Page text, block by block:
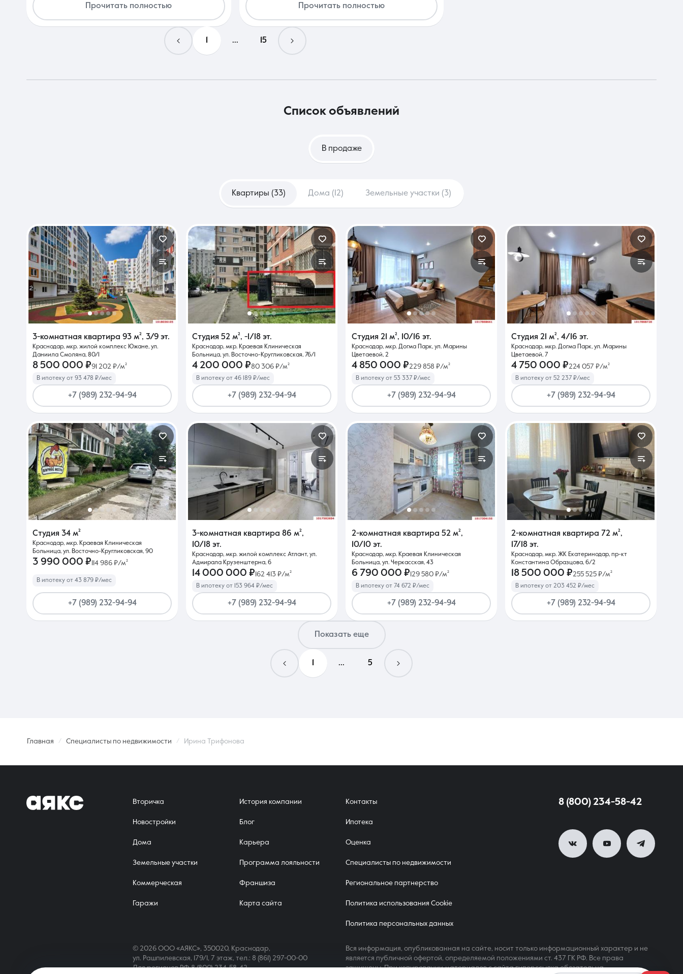
выгодное предложение. Была постоянно на связи .
Прочитать полностью
желаемое, а моим агентом была Ирина Трифонова,
очень рекомендую!
Прочитать полностью
... 15
список объявлений
В продаже
Квартиры (33) Дома (12) Земельные участки (3)
3-комнатная квартира 93 м², 3/9 эт.
Краснодар, мкр. жилой комплекс Южане, ул.
Даниила Смоляна, 80/1
8 500 000 ₽91 202 ₽/м²
В ипотеку от 93 478 ₽/мес
+7 (989) 232-94-94
Студия 52 м², -1/18 эт.
Краснодар, мкр. Краевая Клиническая
Больница, ул. Восточно-Кругликовская, 76/1
4 200 000 ₽80 306 ₽/м²
В ипотеку от 46 189 ₽/мес
+7 (989) 232-94-94
Студия 21 м², 10/16 эт.
Краснодар, мкр. Догма Парк, ул. Марины
Цветаевой, 2
4 850 000 ₽229 858 ₽/м²
В ипотеку от 53 337 ₽/мес
+7 (989) 232-94-94
Студия 21 м², 4/16 эт.
Краснодар, мкр. Догма Парк, ул. Марины
Цветаевой, 7
4 750 000 ₽224 057 ₽/м²
В ипотеку от 52 237 ₽/мес
+7 (989) 232-94-94
Студия 34 м²
Краснодар, мкр. Краевая Клиническая
Больница, ул. Восточно-Кругликовская, 90
3 990 000 ₽ 114 986 ₽/м²
В ипотеку от 43 879 ₽/мес
+7 (989) 232-94-94
3-комнатная квартира 86 м²,
10/18 эт.
Краснодар, мкр. жилой комплекс Атлант, ул.
Адмирала Крузенштерна, 6
14 000 000 ₽ 162 413 ₽/м²
В ипотеку от 153 964 ₽/мес
+7 (989) 232-94-94
2-комнатная квартира 52 м²,
10/10 эт.
Краснодар, мкр. Краевая Клиническая
Больница, ул. Черкасская, 43
6 790 000 ₽ 129 580 ₽/м²
В ипотеку от 74 672 ₽/мес
+7 (989) 232-94-94
2-комнатная квартира 72 м²,
17/18 эт.
Краснодар, мкр. ЖК Екатеринодар, пр-кт
Константина Образцова, 6/2
18 500 000 ₽255 525 ₽/м²
В ипотеку от 203 452 ₽/мес
+7 (989) 232-94-94
Показать еще
... 5
Главная Специалисты по недвижимости Ирина Трифонова
Вторичка
Новостройки
Дома
Земельные участки
Коммерческая
Гаражи
История компании
Блог
Карьера
Программа лояльности
Франшиза
Карта сайта
Контакты
Ипотека
Оценка
Специалисты по недвижимости
Региональное партнерство
Политика использования Cookie
Политика персональных данных
8 (800) 234-58-42
© 2026 ООО «АЯКС», 350020, Краснодар,
ул. Рашпилевская, 179/1, 7 этаж,тел.: 8 (861) 297-00-00
Для регионов РФ8 (800) 234-58-42
Вся информация, опубликованная на сайте, носит только информационный характер и не
является публичной офертой, определяемой положениями ст. 437 ГК РФ. Все права
защищены. При копировании материалов с сайта гиперссылка обязательна